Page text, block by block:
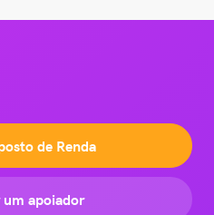
de Renda
um apoiador